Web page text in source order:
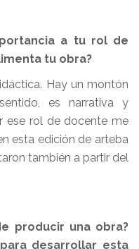
a tu rol de
tu obra?
Hay un montón
es narrativa y
ese rol de docente me
esta edición de arteba
también a partir del
producir una obra?
desarrollar esta